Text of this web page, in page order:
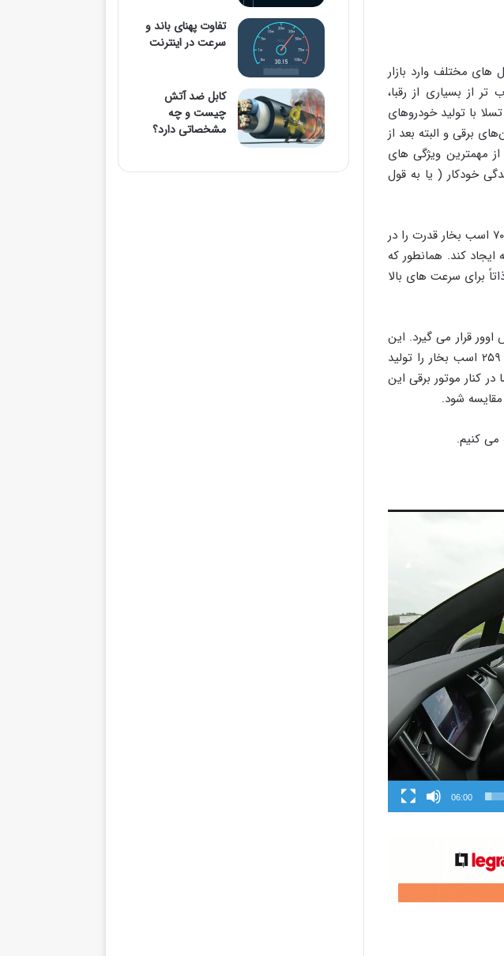
جاگزین شایسته ای برای مورسیه لاگو است که از سال ۲۰۱۱ در مدل های مختلف وارد بازار
از بسیاری از رقبا،
با تولید خودروهای
مورد نیاز ترن‌های برقی و البته بعد از
مهمترین ویژگی های
خودکار ( یا به قول
موتور لامبورگینی اونتادور از نوع ۱۲ سیلندر V شکل با زاویه ۶۰ درجه است که می تواند ۷۰۰ اسب بخار قدرت را در
نیوتن متر را در دور موتور ۵۵۰۰ دور در دقیقه ایجاد کند. همانطور که
برای سرعت های بالا
قرار می گیرد. این
خودرو در ظاهر شاید نتواند خودی نشان دهد اما موتور برقی آن در جلو قدرتی برابر با ۲۵۹ اسب بخار را تولید
می کند. اما در کنار موتور برقی این
شود.
می کنیم.
06:00
تفاوت پهنای باند و
سرعت در اینترنت
کابل ضد آتش
چیست و چه
مشخصاتی دارد؟